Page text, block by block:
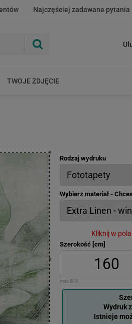
Najczęściej zadawane pytania
TWOJE ZDJĘCIE
Rodzaj wydruku
Wybierz materiał -
Kliknij w
Szerokość [cm]
max: 813
Wydruk
Istnieje